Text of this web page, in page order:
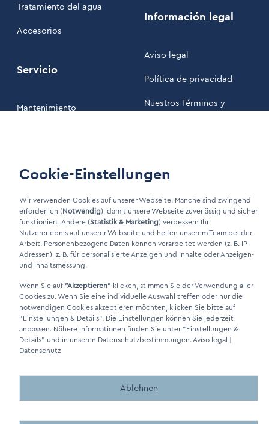
Tratamiento del agua
Accesorios
Servicio
Mantenimiento
Información legal
Aviso legal
Política de privacidad
Nuestros Términos y
LinkIn Link
Xing Link
DINO Dampferzeuger GmbH - Generadores de vapor eléctricos
"Made in Germany" 2026
Cookie-Einstellungen
Wir verwenden Cookies auf unserer Webseite. Manche sind zwingend
erforderlich (Notwendig), damit unsere Webseite zuverlässig und sicher
funktioniert. Andere (Statistik & Marketing) verbessern Ihr
Nutzererlebnis auf unserer Webseite und helfen unserem Team bei der
Arbeit. Personenbezogene Daten können verarbeitet werden (z. B. IP-
Adressen), z. B. für personalisierte Anzeigen und Inhalte oder Anzeigen-
und Inhaltsmessung.
Wenn Sie auf "Akzeptieren" klicken, stimmen Sie der Verwendung aller
Cookies zu. Wenn Sie eine individuelle Auswahl treffen oder nur die
notwendigen Cookies akzeptieren möchten, klicken Sie bitte auf
"Einstellungen & Details". Die Einstellungen können Sie jederzeit
anpassen. Nähere Informationen finden Sie unter "Einstellungen &
Details" und in unseren Datenschutzbestimmungen.Aviso legal |
Datenschutz
Ablehnen